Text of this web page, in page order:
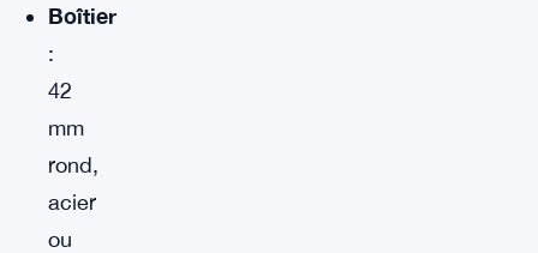
Boîtier
:
42
mm
rond,
acier
ou